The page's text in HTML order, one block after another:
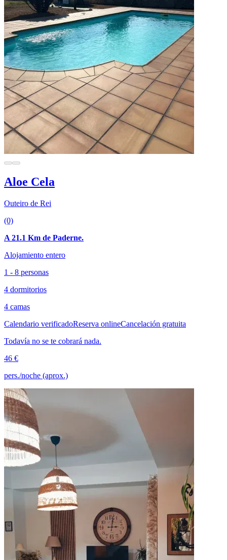
Aloe Cela
Outeiro de Rei
(0)
A 21.1 Km de Paderne.
Alojamiento entero
1 - 8 personas
4 dormitorios
4 camas
Calendario verificadoReserva onlineCancelación gratuita
Todavía no se te cobrará nada.
46 €
pers./noche (aprox.)